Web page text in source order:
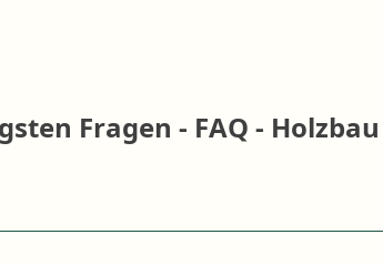
Fragen - FAQ - Holzbau